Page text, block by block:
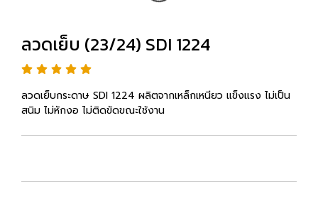
ลวดเย็บ (23/24) SDI 1224
ลวดเย็บกระดาษ SDI 1224 ผลิตจากเหล็กเหนียว แข็งแรง ไม่เป็น
สนิม ไม่หักงอ ไม่ติดขัดขณะใช้งาน